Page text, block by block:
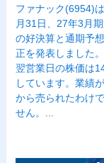
ファナック(6954)
月31日、27年3月
の好決算と通期予
正を発表しました
翌営業日の株価は
しています。業績
から売られたわけ
せん。...